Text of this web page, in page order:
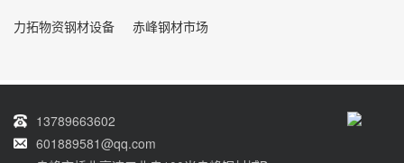
力拓物资钢材设备
赤峰钢材市场
13789663602
601889581@qq.com